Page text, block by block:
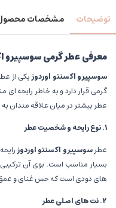
توضیحات مشخصات
معرفی عطر گرمی سوسپیرو
سوسپیرو اکسنتو اوردوزیکی از
گرمی قرار دارد و به خاطر رایحه ای
عطر بیشتر در میان علاقه مندان
۱.نوع رایحه و شخصیت عطر
عطرسوسپیرو اکسنتو اوردوز
بسیار مناسب است. بوی آن
های دودی است که حس غنای و عمق
۲.نت های اصلی عطر